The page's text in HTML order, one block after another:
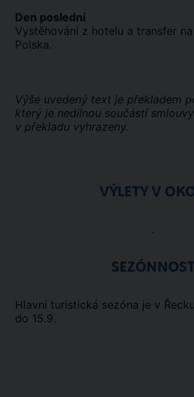
Den poslední
Vystěhování z hotelu a transfer
Polska.
Výše uvedený text je překladem
který je nedílnou součástí
v překladu vyhrazeny.
VÝLETY V
.
Hlavní turistická sezóna je v
do 15.9.